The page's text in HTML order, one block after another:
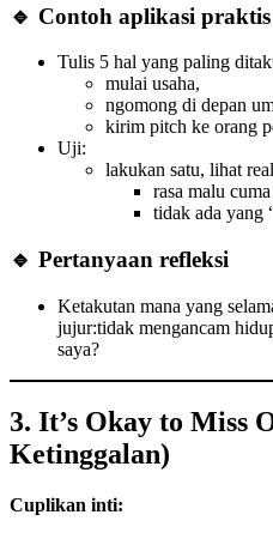
🔹 Contoh aplikasi praktis
Tulis 5 hal yang paling
mulai usaha,
ngomong di depan
kirim pitch ke orang
Uji:
lakukan satu, lihat
rasa malu cuma
tidak ada yang
🔹 Pertanyaan refleksi
Ketakutan mana yang
jujur:tidak mengancam
saya?
3. It’s Okay to Miss
Ketinggalan)
Cuplikan inti: